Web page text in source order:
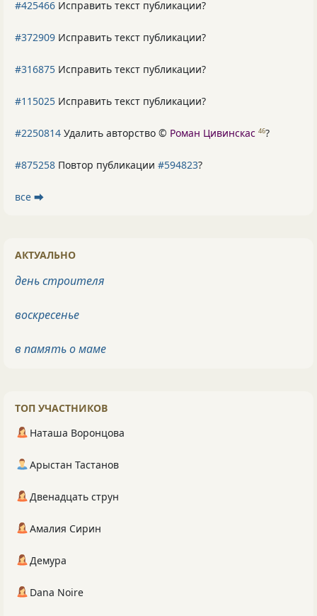
#425466 Исправить текст публикации?
#372909 Исправить текст публикации?
#316875 Исправить текст публикации?
#115025 Исправить текст публикации?
#2250814 Удалить авторство © Роман Цивинскас 46?
#875258 Повтор публикации #594823?
все ⮕
АКТУАЛЬНО
день строителя
воскресенье
в память о маме
ТОП УЧАСТНИКОВ
Наташа Воронцова
Арыстан Тастанов
Двенадцать струн
Амалия Сирин
Демура
Dana Noire